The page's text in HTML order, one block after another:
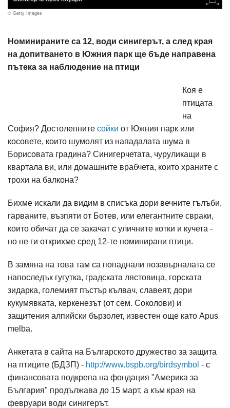
© Getty Images
Номинираните са 12, води синигерът, а след края
на допитването в Южния парк ще бъде направена
пътека за наблюдение на птици
Коя е
птицата
на
София? Достолепните сойки от Южния парк или
косовете, които шумолят из нападалата шума в
Борисовата градина? Синигерчетата, чуруликащи в
квартала ви, или домашните врабчета, които храните с
трохи на балкона?
Бихме искали да видим в списъка дори вечните гълъби,
гарваните, възпяти от Ботев, или елегантните свраки,
които обичат да се закачат с уличните котки и кучета -
но не ги открихме сред 12-те номинирани птици.
В замяна на това там са попаднали позавърналата се
напоследък гугутка, градската лястовица, горската
зидарка, големият пъстър кълвач, славеят, дори
кукумявката, керкенезът (от сем. Соколови) и
защитения алпийски бързолет, известен още като Apus
melba.
Анкетата в сайта на Българското дружество за защита
на птиците (БДЗП) - http://www.bspb.org/birdsymbol - с
финансовата подкрепа на фондация "Америка за
България" продължава до 15 март, а към края на
февруари води синигерът.